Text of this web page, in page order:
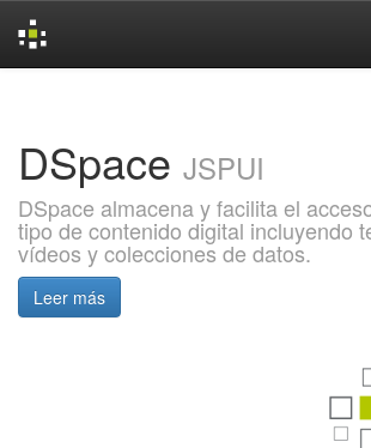
DSpace JSPUI
DSpace almacena y facilita el
tipo de contenido digital incluyendo
vídeos y colecciones de datos.
Leer más